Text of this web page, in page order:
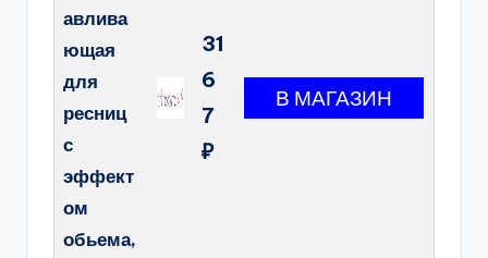
авлива
ющая
для
ресниц
с
эффект
ом
обьема,
31
6
7
₽